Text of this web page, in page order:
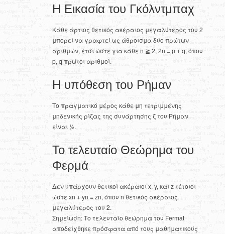
Η Εικασία του Γκόλντμπαχ
Κάθε άρτιος θετικός ακέραιος μεγαλύτερος του 2
μπορεί να γραφτεί ως άθροισμα δύο πρώτων
αριθμών, έτσι ώστε για κάθε n ≧ 2, 2n = p + q, όπου
p, q πρώτοι αριθμοί.
Η υπόθεση του Ρήμαν
Το πραγματικό μέρος κάθε μη τετριμμένης
μηδενικής ρίζας της συνάρτησης ζ του Ρήμαν
είναι ½.
Το τελευταίο Θεώρημα του
Φερμά
Δεν υπάρχουν θετικοί ακέραιοι x, y, και z τέτοιοι
ώστε xn + yn = zn, όπου n θετικός ακέραιος
μεγαλύτερος του 2.
Σημείωση: Το τελευταίο θεώρημα του Fermat
αποδείχθηκε πρόσφατα από τους μαθηματικούς